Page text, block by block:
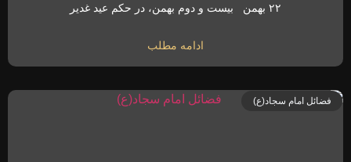
۲۲ بهمن بیست و دوم بهمن، در حکم عید غدیر
ادامه مطلب
فضائل امام سجاد(ع)